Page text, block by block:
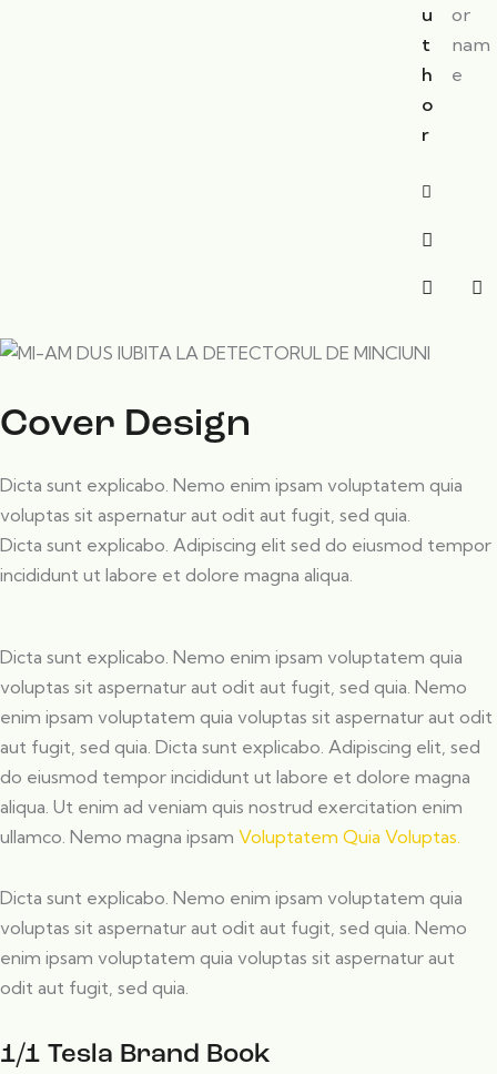
u
t
h
o
r
or
nam
e
Cover Design
Dicta sunt explicabo. Nemo enim ipsam voluptatem quia
voluptas sit aspernatur aut odit aut fugit, sed quia.
Dicta sunt explicabo. Adipiscing elit sed do eiusmod tempor
incididunt ut labore et dolore magna aliqua.
Dicta sunt explicabo. Nemo enim ipsam voluptatem quia
voluptas sit aspernatur aut odit aut fugit, sed quia. Nemo
enim ipsam voluptatem quia voluptas sit aspernatur aut odit
aut fugit, sed quia. Dicta sunt explicabo. Adipiscing elit, sed
do eiusmod tempor incididunt ut labore et dolore magna
aliqua. Ut enim ad veniam quis nostrud exercitation enim
ullamco. Nemo magna ipsam Voluptatem Quia Voluptas.
Dicta sunt explicabo. Nemo enim ipsam voluptatem quia
voluptas sit aspernatur aut odit aut fugit, sed quia. Nemo
enim ipsam voluptatem quia voluptas sit aspernatur aut
odit aut fugit, sed quia.
1/1 Tesla Brand Book